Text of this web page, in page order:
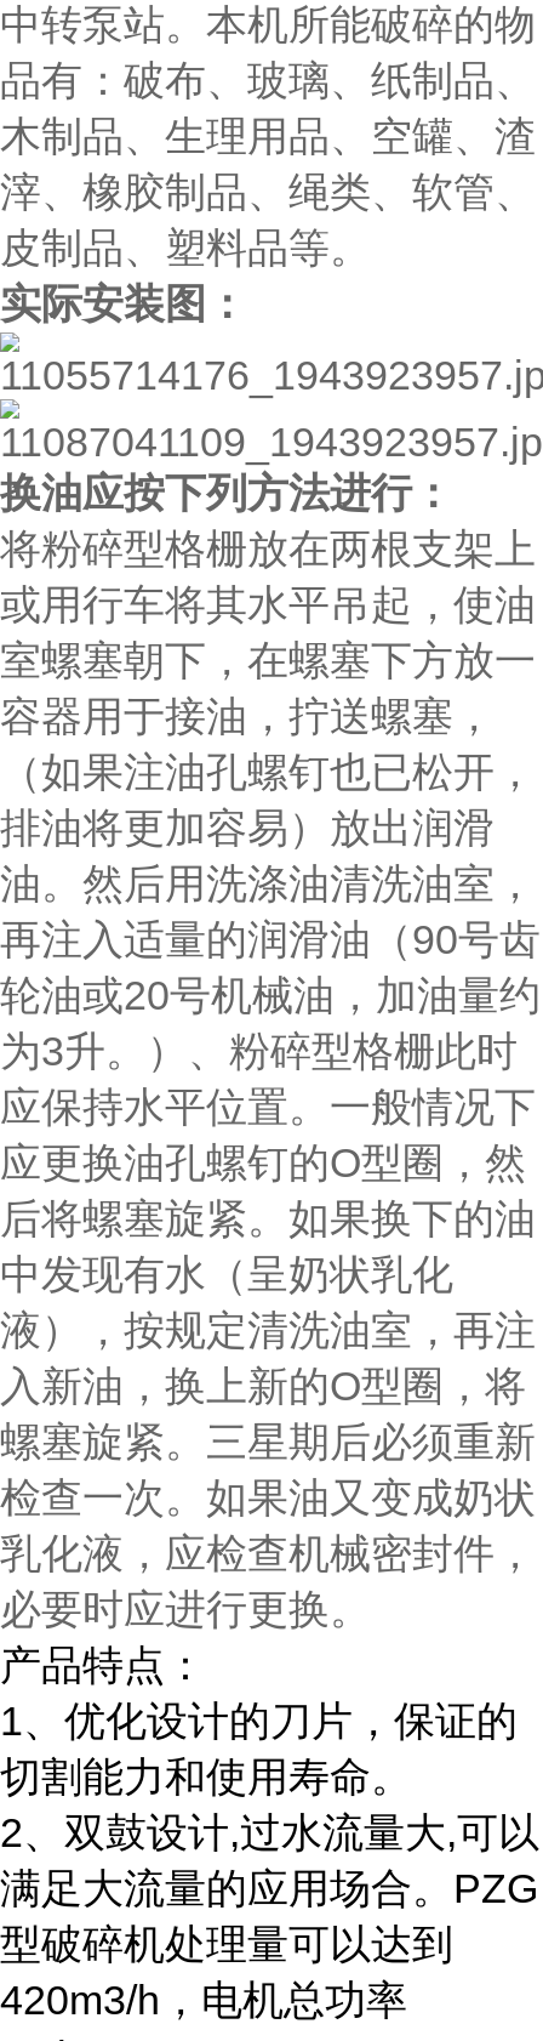
中转泵站。本机所能破碎的物
品有：破布、玻璃、纸制品、
木制品、生理用品、空罐、渣
滓、橡胶制品、绳类、软管、
皮制品、塑料品等。
实际安装图：
换油应按下列方法进行：
将粉碎型格栅放在两根支架上
或用行车将其水平吊起，使油
室螺塞朝下，在螺塞下方放一
容器用于接油，拧送螺塞，
（如果注油孔螺钉也已松开，
排油将更加容易）放出润滑
油。然后用洗涤油清洗油室，
再注入适量的润滑油（90号齿
轮油或20号机械油，加油量约
为3升。）、粉碎型格栅此时
应保持水平位置。一般情况下
应更换油孔螺钉的O型圈，然
后将螺塞旋紧。如果换下的油
中发现有水（呈奶状乳化
液），按规定清洗油室，再注
入新油，换上新的O型圈，将
螺塞旋紧。三星期后必须重新
检查一次。如果油又变成奶状
乳化液，应检查机械密封件，
必要时应进行更换。
产品特点：
1、优化设计的刀片，保证的
切割能力和使用寿命。
2、双鼓设计,过水流量大,可以
满足大流量的应用场合。PZG
型破碎机处理量可以达到
420m3/h，电机总功率